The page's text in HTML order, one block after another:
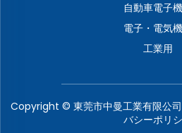
自動車電子
電子・電気
工業用
Copyright © 東莞市中曼工業有限公
バシーポリ